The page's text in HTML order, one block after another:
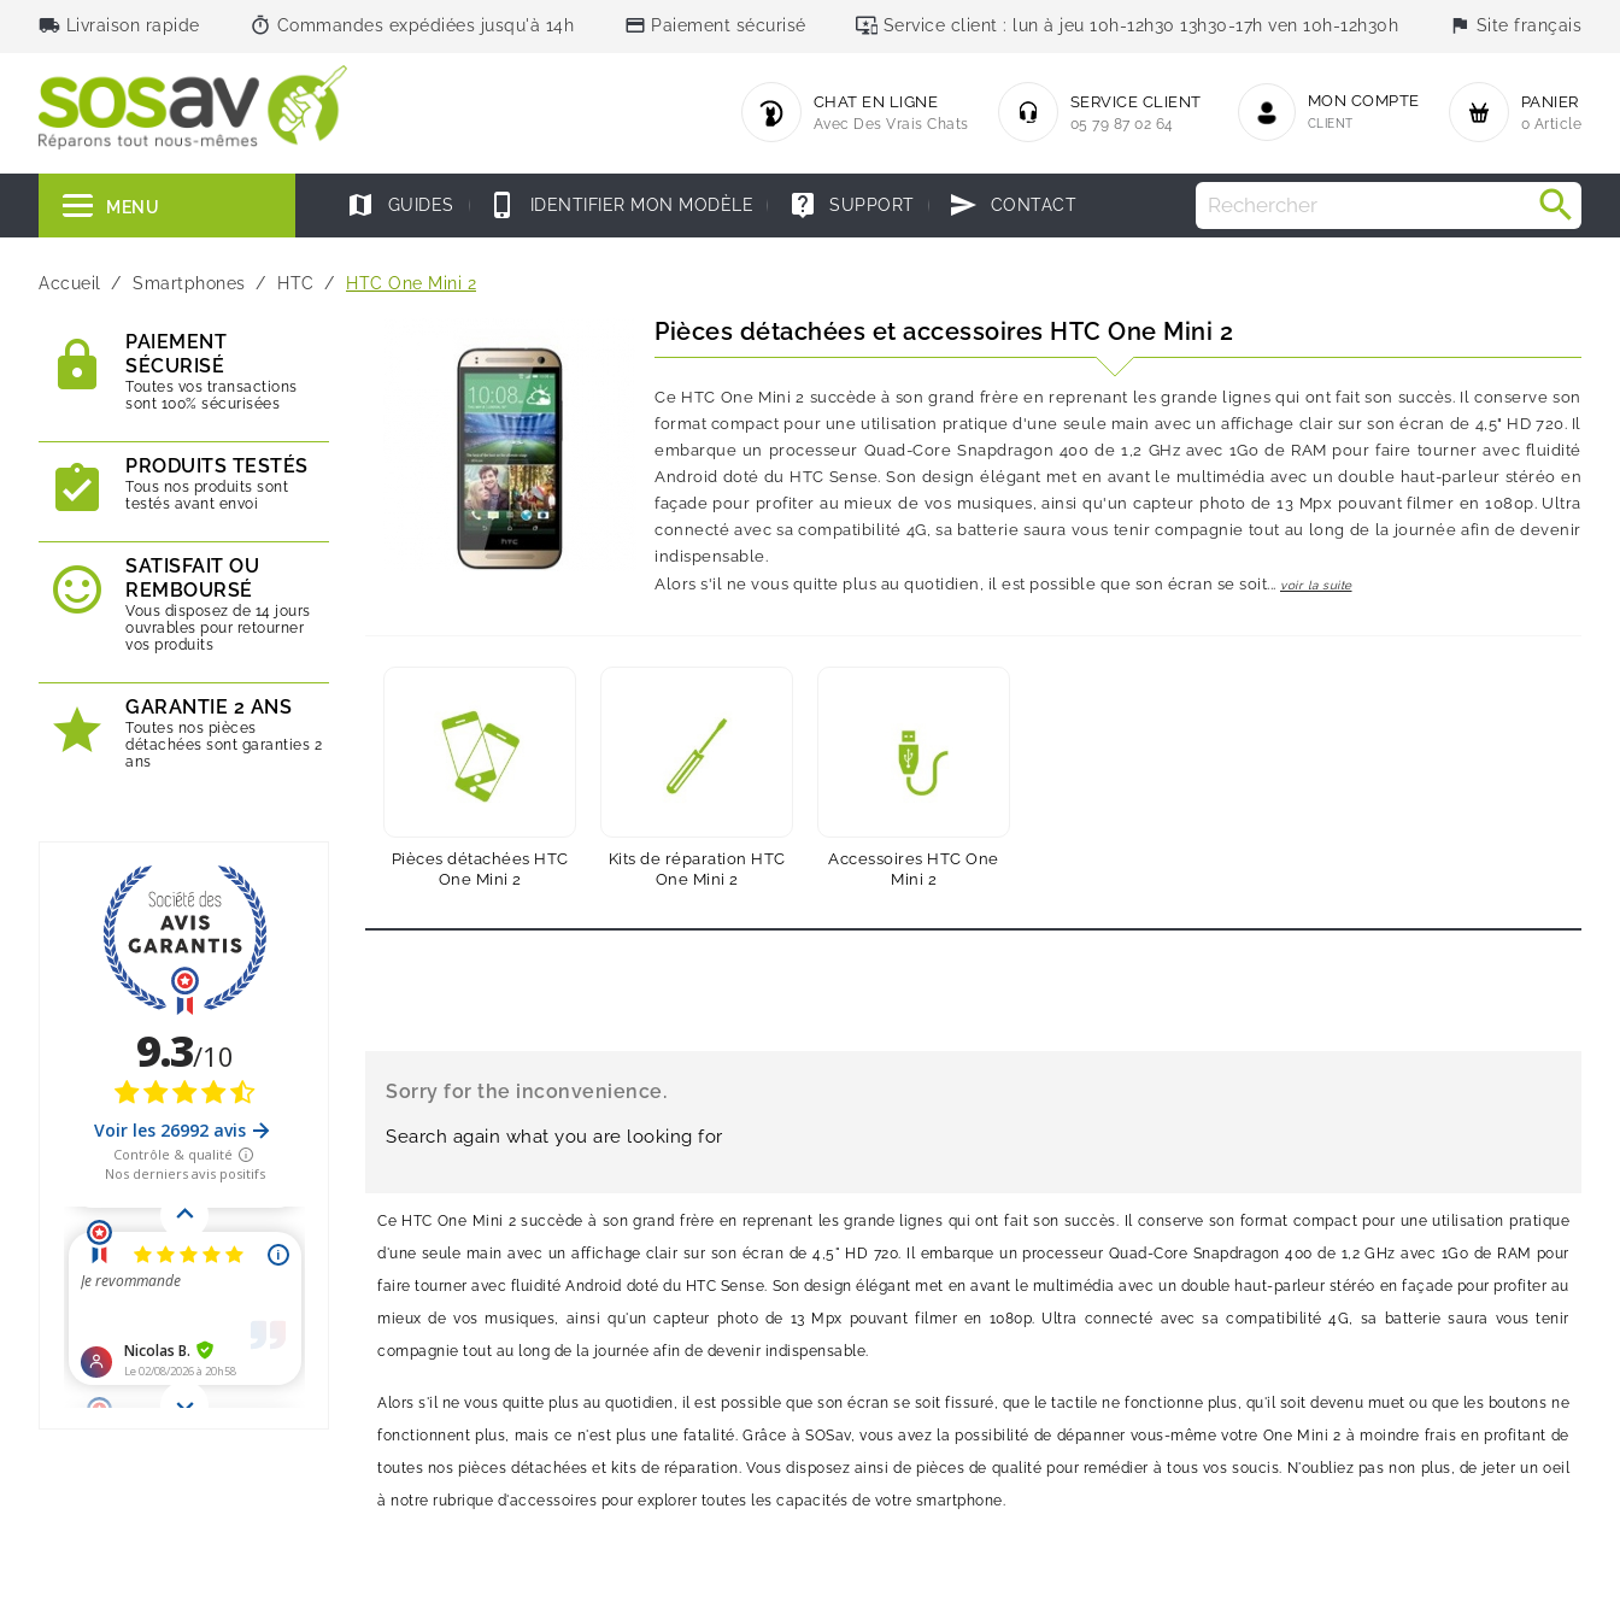
local_shipping Livraison rapide timer Commandes expédiées jusqu'à 14h credit_card Paiement sécurisé important_devices Service client : lun à jeu 10h-12h30 13h30-17h ven 10h-12h30h flag Site français
PANIER
0 Article
MON COMPTE
CLIENT
SERVICE CLIENT
05 79 87 02 64
CHAT EN LIGNE
Avec Des Vrais Chats
MENU map GUIDES phone_iphone IDENTIFIER MON MODÈLE live_help SUPPORT send CONTACT
Accueil Smartphones HTC HTC One Mini 2
PAIEMENT
SÉCURISÉ
Toutes vos transactions
sont 100% sécurisées
PRODUITS TESTÉS
Tous nos produits sont
testés avant envoi
SATISFAIT OU
REMBOURSÉ
Vous disposez de 14 jours
ouvrables pour retourner
vos produits
GARANTIE 2 ANS
Toutes nos pièces
détachées sont garanties 2
ans
Pièces détachées et accessoires HTC One Mini 2
Ce HTC One Mini 2 succède à son grand frère en reprenant les grande lignes qui ont fait son succès. Il conserve son
format compact pour une utilisation pratique d'une seule main avec un affichage clair sur son écran de 4,5" HD 720. Il
embarque un processeur Quad-Core Snapdragon 400 de 1,2 GHz avec 1Go de RAM pour faire tourner avec fluidité
Android doté du HTC Sense. Son design élégant met en avant le multimédia avec un double haut-parleur stéréo en
façade pour profiter au mieux de vos musiques, ainsi qu'un capteur photo de 13 Mpx pouvant filmer en 1080p. Ultra
connecté avec sa compatibilité 4G, sa batterie saura vous tenir compagnie tout au long de la journée afin de devenir
indispensable.
Alors s'il ne vous quitte plus au quotidien, il est possible que son écran se soit... voir la suite
Pièces détachées HTC
One Mini 2
Kits de réparation HTC
One Mini 2
Accessoires HTC One
Mini 2
Sorry for the inconvenience.
Search again what you are looking for
Ce HTC One Mini 2 succède à son grand frère en reprenant les grande lignes qui ont fait son succès. Il conserve son format compact pour une utilisation pratique
d'une seule main avec un affichage clair sur son écran de 4,5" HD 720. Il embarque un processeur Quad-Core Snapdragon 400 de 1,2 GHz avec 1Go de RAM pour
faire tourner avec fluidité Android doté du HTC Sense. Son design élégant met en avant le multimédia avec un double haut-parleur stéréo en façade pour profiter au
mieux de vos musiques, ainsi qu'un capteur photo de 13 Mpx pouvant filmer en 1080p. Ultra connecté avec sa compatibilité 4G, sa batterie saura vous tenir
compagnie tout au long de la journée afin de devenir indispensable.
Alors s'il ne vous quitte plus au quotidien, il est possible que son écran se soit fissuré, que le tactile ne fonctionne plus, qu'il soit devenu muet ou que les boutons ne
fonctionnent plus, mais ce n'est plus une fatalité. Grâce à SOSav, vous avez la possibilité de dépanner vous-même votre One Mini 2 à moindre frais en profitant de
toutes nos pièces détachées et kits de réparation. Vous disposez ainsi de pièces de qualité pour remédier à tous vos soucis. N'oubliez pas non plus, de jeter un oeil
à notre rubrique d'accessoires pour explorer toutes les capacités de votre smartphone.